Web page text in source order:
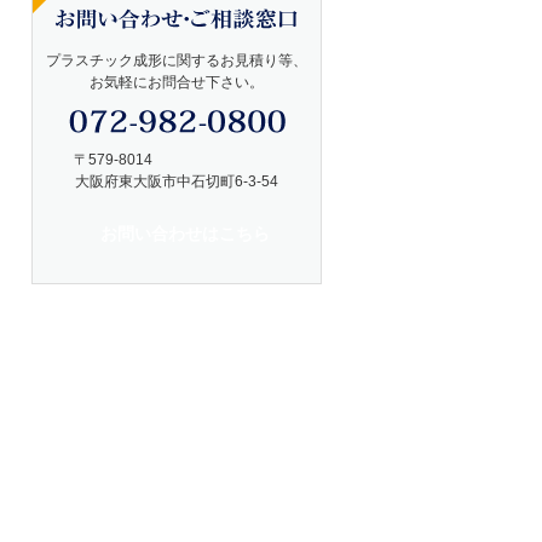
プラスチック成形に関するお見積り等、
お気軽にお問合せ下さい。
〒579-8014
大阪府東大阪市中石切町6-3-54